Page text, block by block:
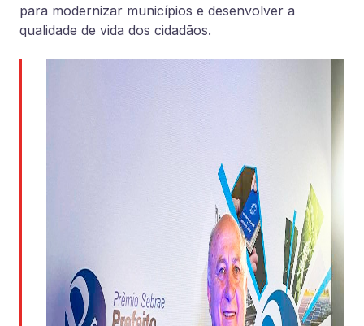
para modernizar municípios e desenvolver a
qualidade de vida dos cidadãos.